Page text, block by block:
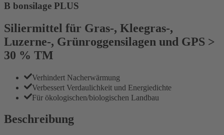
B bonsilage PLUS
Siliermittel für Gras-, Kleegras-,
Luzerne-, Grünroggensilagen und GPS >
30 % TM
Verhindert Nacherwärmung
Verbessert Verdaulichkeit und Energiedichte
Für ökologischen/biologischen Landbau
Beschreibung